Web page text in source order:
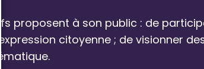
proposent à son public : de
citoyenne ; de visionner